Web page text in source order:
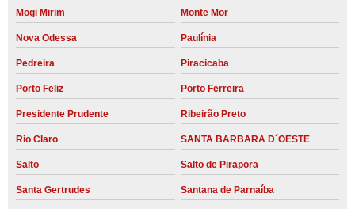
Mogi Mirim Monte Mor
Nova Odessa Paulínia
Pedreira Piracicaba
Porto Feliz Porto Ferreira
Presidente Prudente Ribeirão Preto
Rio Claro SANTA BARBARA D´OESTE
Salto Salto de Pirapora
Santa Gertrudes Santana de Parnaíba